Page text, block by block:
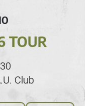
TOUR
Club